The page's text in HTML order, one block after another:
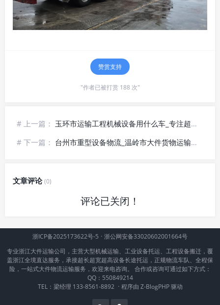
赞赏支持
"作者已被打赏 188 次"
# 上一篇： 玉环市运输工程机械设备用什么车_专注超限设备运输
# 下一篇： 台州市重型设备物流_温岭市大件货物运输【安全送达】
文章评论(0)
评论已关闭！
浙ICP备2025173622号-5 · 浙公网安备33020602001664号
专业浙江大件运输公司，主营大型机械运输、工业设备托运、工程设备搬迁，覆
盖浙江全境直达服务，承接超长超宽超高设备长途托运，正规物流车队、全程保
险，一站式大件物流运输服务，欢迎来电咨询。 合作或咨询可通过如下方式：
QQ：550849214
TEL：梁经理 133-8561-8892 · 程序由 Z-BlogPHP驱动